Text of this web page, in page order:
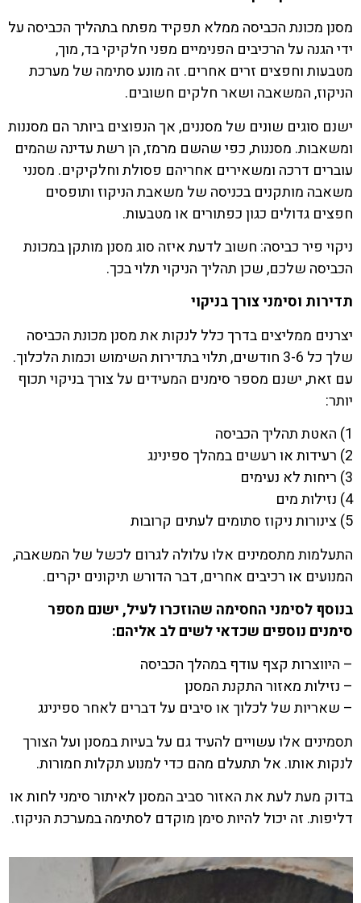
מסנן מכונת הכביסה ממלא תפקיד מפתח בתהליך הכביסה על
ידי הגנה על הרכיבים הפנימיים מפני חלקיקי בד, מוך,
מטבעות וחפצים זרים אחרים. זה מונע סתימה של מערכת
הניקוז, המשאבה ושאר חלקים חשובים.
ישנם סוגים שונים של מסננים, אך הנפוצים ביותר הם מסננות
ומשאבות. מסננות, כפי שהשם מרמז, הן רשת עדינה שהמים
עוברים דרכה ומשאירים אחריהם פסולת וחלקיקים. מסנני
משאבה מותקנים בכניסה של משאבת הניקוז ותופסים
חפצים גדולים כגון כפתורים או מטבעות.
ניקוי פיר כביסה: חשוב לדעת איזה סוג מסנן מותקן במכונת
הכביסה שלכם, שכן תהליך הניקוי תלוי בכך.
תדירות וסימני צורך בניקוי
יצרנים ממליצים בדרך כלל לנקות את מסנן מכונת הכביסה
שלך כל 3-6 חודשים, תלוי בתדירות השימוש וכמות הלכלוך.
עם זאת, ישנם מספר סימנים המעידים על צורך בניקוי תכוף
יותר:
1) האטת תהליך הכביסה
2) רעידות או רעשים במהלך ספינינג
3) ריחות לא נעימים
4) נזילות מים
5) צינורות ניקוז סתומים לעתים קרובות
התעלמות מתסמינים אלו עלולה לגרום לכשל של המשאבה,
המנועים או רכיבים אחרים, דבר הדורש תיקונים יקרים.
בנוסף לסימני החסימה שהוזכרו לעיל, ישנם מספר
סימנים נוספים שכדאי לשים לב אליהם:
– היווצרות קצף עודף במהלך הכביסה
– נזילות מאזור התקנת המסנן
– שאריות של לכלוך או סיבים על דברים לאחר ספינינג
תסמינים אלו עשויים להעיד גם על בעיות במסנן ועל הצורך
לנקות אותו. אל תתעלם מהם כדי למנוע תקלות חמורות.
בדוק מעת לעת את האזור סביב המסנן לאיתור סימני לחות או
דליפות. זה יכול להיות סימן מוקדם לסתימה במערכת הניקוז.